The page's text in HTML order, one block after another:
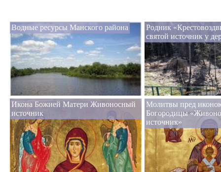
Водные ресурсы Манского района
Родник
святой источник у
Икона Божией Матери Живоносный
источник
Молитвы пред
Богородицы
источник»